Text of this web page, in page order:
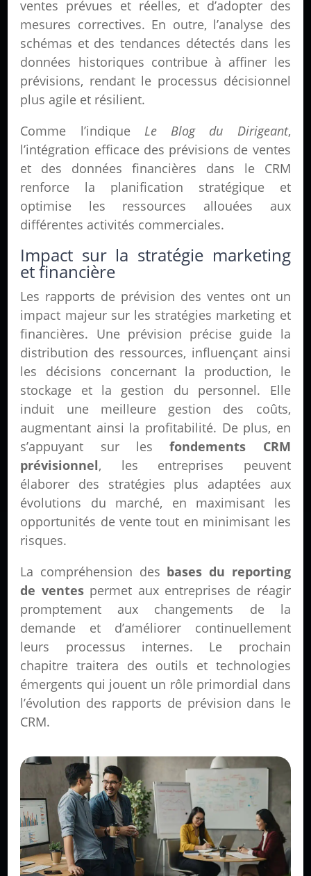
ventes prévues et réelles, et d’adopter des
mesures correctives. En outre, l’analyse des
schémas et des tendances détectés dans les
données historiques contribue à affiner les
prévisions, rendant le processus décisionnel
plus agile et résilient.
Comme l’indique Le Blog du Dirigeant,
l’intégration efficace des prévisions de ventes
et des données financières dans le CRM
renforce la planification stratégique et
optimise les ressources allouées aux
différentes activités commerciales.
Impact sur la stratégie marketing
et financière
Les rapports de prévision des ventes ont un
impact majeur sur les stratégies marketing et
financières. Une prévision précise guide la
distribution des ressources, influençant ainsi
les décisions concernant la production, le
stockage et la gestion du personnel. Elle
induit une meilleure gestion des coûts,
augmentant ainsi la profitabilité. De plus, en
s’appuyant sur lesfondements CRM
prévisionnel, les entreprises peuvent
élaborer des stratégies plus adaptées aux
évolutions du marché, en maximisant les
opportunités de vente tout en minimisant les
risques.
La compréhension des bases du reporting
de ventespermet aux entreprises de réagir
promptement aux changements de la
demande et d’améliorer continuellement
leurs processus internes. Le prochain
chapitre traitera des outils et technologies
émergents qui jouent un rôle primordial dans
l’évolution des rapports de prévision dans le
CRM.